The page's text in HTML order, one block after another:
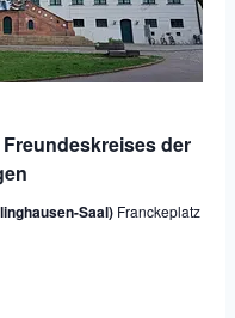
der
Saal) Franckeplatz